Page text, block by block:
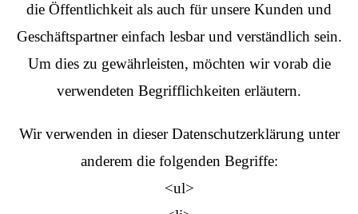
die Öffentlichkeit als auch für unsere Kunden und
Geschäftspartner einfach lesbar und verständlich sein.
Um dies zu gewährleisten, möchten wir vorab die
verwendeten Begrifflichkeiten erläutern.
Wir verwenden in dieser Datenschutzerklärung unter
anderem die folgenden Begriffe:
<ul>